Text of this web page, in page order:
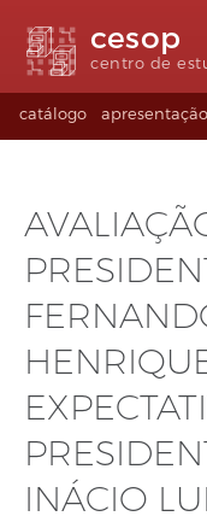
acessibilidade
para
conteúdo
para
rodapé
idioma
(Language
selection)
cesop
centro de
catálogo apresentação
INÁCIO